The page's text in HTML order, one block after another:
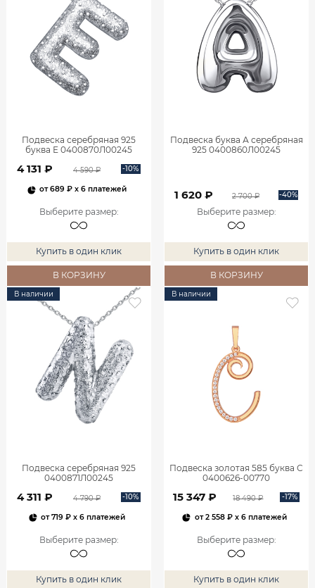
Подвеска серебряная 925
буква Е 0400870Л00245
4 131 ₽ 4 590 ₽ -10%
от689 ₽ x 6 платежей
Выберите размер:
Купить в один клик
В КОРЗИНУ
Подвеска буква А серебряная
925 0400860Л00245
1 620 ₽ 2 700 ₽ -40%
Выберите размер:
Купить в один клик
В КОРЗИНУ
В наличии
Подвеска серебряная 925
0400871Л00245
4 311 ₽ 4 790 ₽ -10%
от719 ₽ x 6 платежей
Выберите размер:
Купить в один клик
В наличии
Подвеска золотая 585 буква С
0400626-00770
15 347 ₽ 18 490 ₽ -17%
от2 558 ₽x 6 платежей
Выберите размер:
Купить в один клик